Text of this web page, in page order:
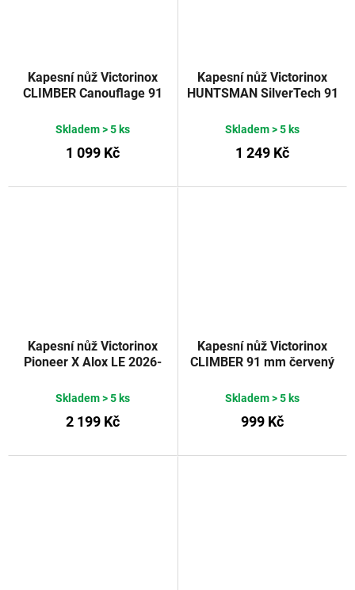
Kapesní nůž Victorinox
CLIMBER Canouflage 91
Skladem> 5 ks
1 099 Kč
Kapesní nůž Victorinox
HUNTSMAN SilverTech 91
Skladem> 5 ks
1 249 Kč
Kapesní nůž Victorinox
Pioneer X Alox LE 2026-
Skladem> 5 ks
2 199 Kč
Kapesní nůž Victorinox
CLIMBER 91 mm červený
Skladem> 5 ks
999 Kč